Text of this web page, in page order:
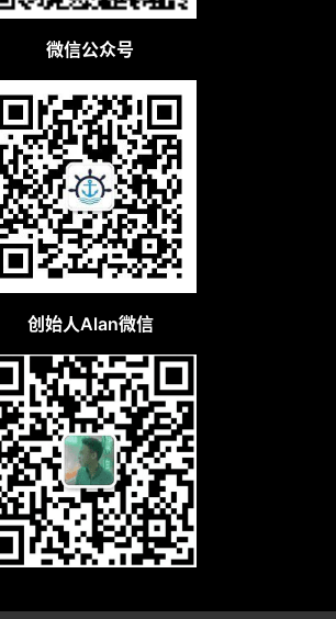
微信公众号
创始人Alan微信